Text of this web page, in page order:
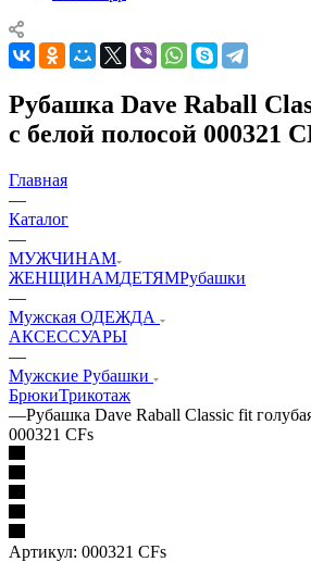
Рубашка Dave Raball
с белой полосой 000321
Главная
—
Каталог
—
МУЖЧИНАМ
ЖЕНЩИНАМДЕТЯМРубашки
—
Мужская ОДЕЖДА
АКСЕССУАРЫ
—
Мужские Рубашки
БрюкиТрикотаж
—Рубашка Dave Raball Classic fit
000321 CFs
Артикул: 000321 CFs